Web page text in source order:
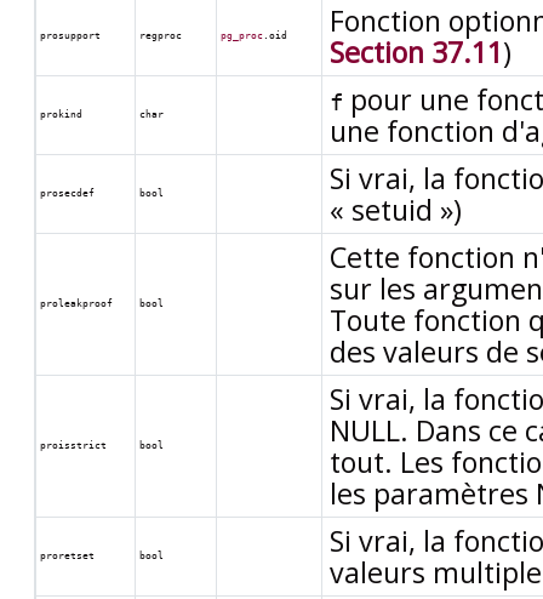
prosupport regproc pg_proc.oid
Fonction
Section 37.11)
prokind char f pour une
une fonction
prosecdef bool
Si vrai, la
« setuid »)
proleakproof bool
Cette fonction
sur les
Toute fonction
des valeurs de
proisstrict bool
Si vrai, la
NULL. Dans ce
tout. Les
les paramètres
proretset bool
Si vrai, la
valeurs